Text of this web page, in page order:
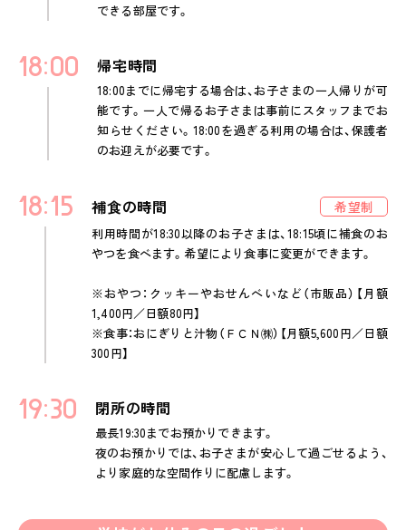
できる部屋です。
18 00 帰宅時間
18:00までに帰宅する場合は、お子さまの一人帰りが可
能です。一人で帰るお子さまは事前にスタッフまでお
知らせください。18:00を過ぎる利用の場合は、保護者
のお迎えが必要です。
18 15 補食の時間 希望制
利用時間が18:30以降のお子さまは、18:15頃に補食のお
やつを食べます。希望により食事に変更ができます。
※おやつ：クッキーやおせんべいなど（市販品）【月額
1,400円／日額80円】
※食事：おにぎりと汁物（ＦＣＮ㈱）【月額5,600円／日額
300円】
19 30 閉所の時間
最長19:30までお預かりできます。
夜のお預かりでは、お子さまが安心して過ごせるよう、
より家庭的な空間作りに配慮します。